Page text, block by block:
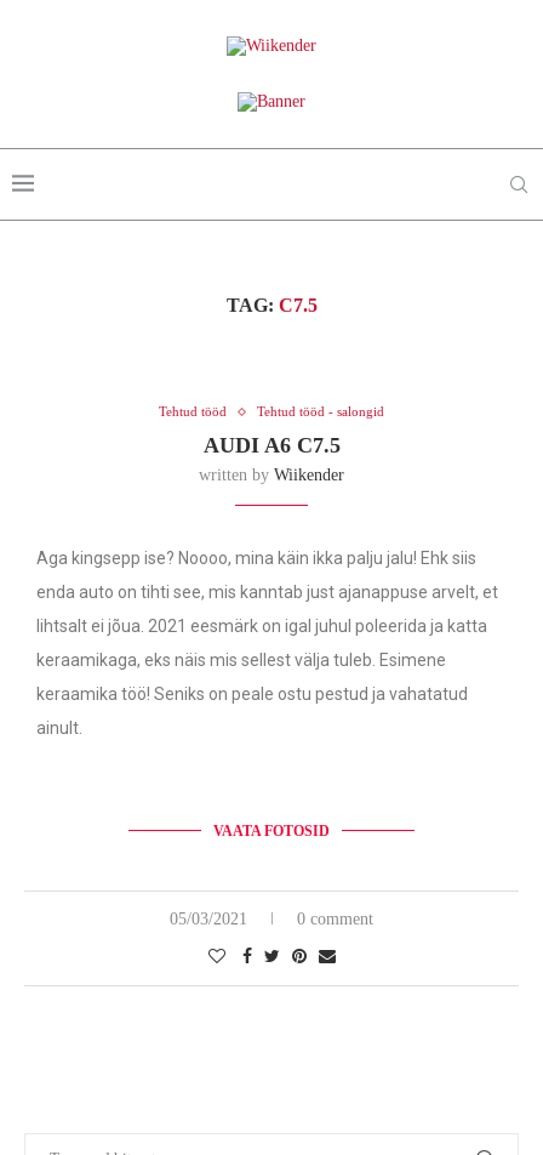
TAG: C7.5
Tehtud tööd Tehtud tööd - salongid
AUDI A6 C7.5
written by Wiikender
Aga kingsepp ise? Noooo, mina käin ikka palju jalu! Ehk siis
enda auto on tihti see, mis kanntab just ajanappuse arvelt, et
lihtsalt ei jõua. 2021 eesmärk on igal juhul poleerida ja katta
keraamikaga, eks näis mis sellest välja tuleb. Esimene
keraamika töö! Seniks on peale ostu pestud ja vahatatud
ainult.
VAATA FOTOSID
05/03/2021 0 comment